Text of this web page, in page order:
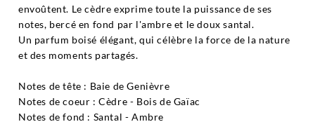
envoûtent. Le cèdre exprime toute la puissance de ses
notes, bercé en fond par l'ambre et le doux santal.
Un parfum boisé élégant, qui célèbre la force de la nature
et des moments partagés.
Notes de tête : Baie de Genièvre
Notes de coeur : Cèdre - Bois de Gaïac
Notes de fond : Santal - Ambre